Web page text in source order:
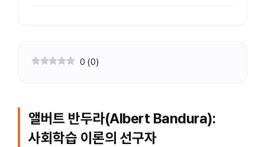
0 (0)
앨버트 반두라(Albert Bandura):
사회학습 이론의 선구자